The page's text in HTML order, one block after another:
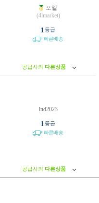
포엘
(4lmarket)
1 등급
빠른배송
공급사의 다른상품
lnd2023
1 등급
빠른배송
공급사의 다른상품